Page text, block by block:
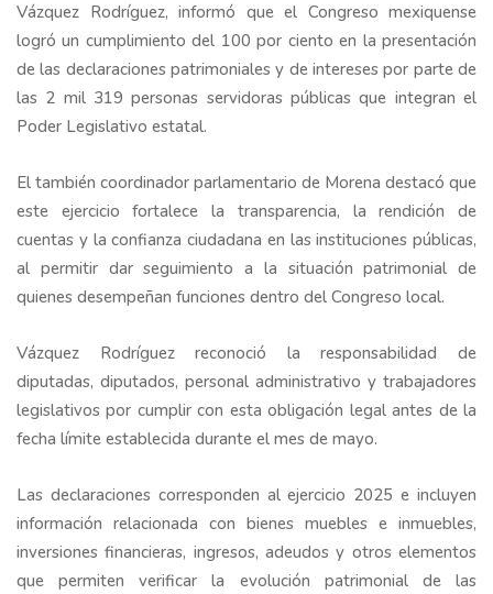
Vázquez Rodríguez, informó que el Congreso mexiquense
logró un cumplimiento del 100 por ciento en la presentación
de las declaraciones patrimoniales y de intereses por parte de
las 2 mil 319 personas servidoras públicas que integran el
Poder Legislativo estatal.
El también coordinador parlamentario de Morena destacó que
este ejercicio fortalece la transparencia, la rendición de
cuentas y la confianza ciudadana en las instituciones públicas,
al permitir dar seguimiento a la situación patrimonial de
quienes desempeñan funciones dentro del Congreso local.
Vázquez Rodríguez reconoció la responsabilidad de
diputadas, diputados, personal administrativo y trabajadores
legislativos por cumplir con esta obligación legal antes de la
fecha límite establecida durante el mes de mayo.
Las declaraciones corresponden al ejercicio 2025 e incluyen
información relacionada con bienes muebles e inmuebles,
inversiones financieras, ingresos, adeudos y otros elementos
que permiten verificar la evolución patrimonial de las